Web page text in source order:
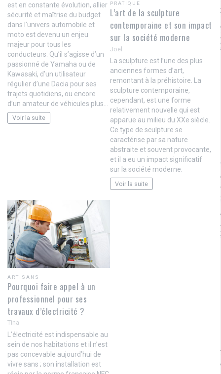
est en constante évolution, allier
sécurité et maîtrise du budget
dans l’univers automobile et
moto est devenu un enjeu
majeur pour tous les
conducteurs. Qu’il s’agisse d’un
passionné de Yamaha ou de
Kawasaki, d’un utilisateur
régulier d’une Dacia pour ses
trajets quotidiens, ou encore
d’un amateur de véhicules plus…
Voir la suite
PRATIQUE
L’art de la sculpture
contemporaine et son impact
sur la société moderne
Joel
La sculpture est l’une des plus
anciennes formes d’art,
remontant à la préhistoire. La
sculpture contemporaine,
cependant, est une forme
relativement nouvelle qui est
apparue au milieu du XXe siècle.
Ce type de sculpture se
caractérise par sa nature
abstraite et souvent provocante,
et il a eu un impact significatif
sur la société moderne.
Voir la suite
ARTISANS
Pourquoi faire appel à un
professionnel pour ses
travaux d’électricité ?
Tina
L’électricité est indispensable au
sein de nos habitations et il n’est
pas concevable aujourd’hui de
vivre sans ; son installation est